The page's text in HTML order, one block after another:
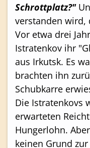
Schrottplatz?"
verstanden wird,
Vor etwa drei
Istratenkov ihr
aus Irkutsk. Es
brachten ihn
Schubkarre
Die Istratenkovs
erwarteten
Hungerlohn.
keinen Grund